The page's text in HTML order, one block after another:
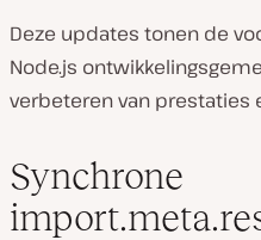
Deze updates tonen de
Node.js
verbeteren van prestaties
Synchrone